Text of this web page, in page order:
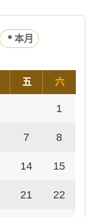
本月
五 六
1
7 8
14 15
21 22